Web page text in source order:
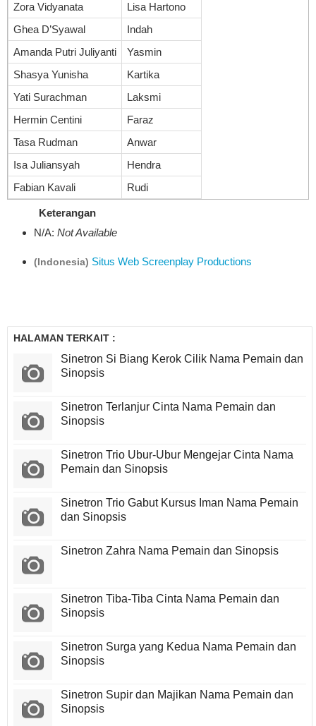
Zora Vidyanata
Lisa Hartono
Ghea D’Syawal
Indah
Amanda Putri Juliyanti
Yasmin
Shasya Yunisha
Kartika
Yati Surachman
Laksmi
Hermin Centini
Faraz
Tasa Rudman
Anwar
Isa Juliansyah
Hendra
Fabian Kavali
Rudi
Keterangan
N/A: Not Available
(Indonesia) Situs Web Screenplay Productions
HALAMAN TERKAIT :
Sinetron Si Biang Kerok Cilik Nama Pemain dan
Sinopsis
Sinetron Terlanjur Cinta Nama Pemain dan
Sinopsis
Sinetron Trio Ubur-Ubur Mengejar Cinta Nama
Pemain dan Sinopsis
Sinetron Trio Gabut Kursus Iman Nama Pemain
dan Sinopsis
Sinetron Zahra Nama Pemain dan Sinopsis
Sinetron Tiba-Tiba Cinta Nama Pemain dan
Sinopsis
Sinetron Surga yang Kedua Nama Pemain dan
Sinopsis
Sinetron Supir dan Majikan Nama Pemain dan
Sinopsis